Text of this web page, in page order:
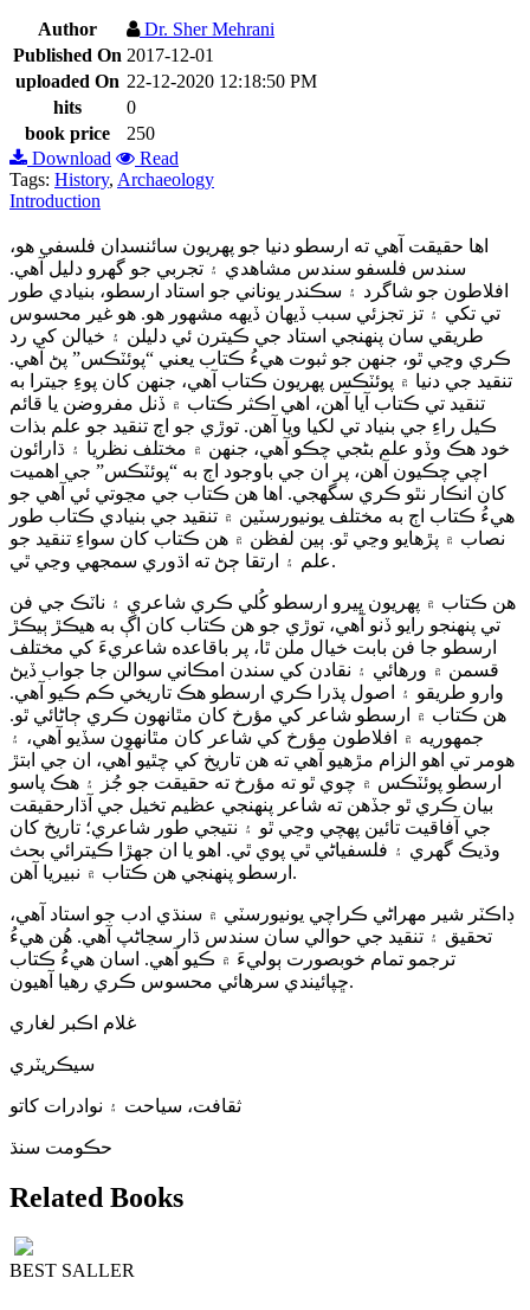
Author
Dr. Sher Mehrani
Published On 2017-12-01
uploaded On 22-12-2020 12:18:50 PM
hits
0
book price
250
Download
Read
Tags: History, Archaeology
Introduction
اها حقيقت آهي ته ارسطو دنيا جو پهريون سائنسدان فلسفي هو،
سندس فلسفو سندس مشاهدي ۽ تجربي جو گهرو دليل آهي.
افلاطون جو شاگرد ۽ سڪندر يوناني جو استاد ارسطو، بنيادي طور
تي تکي ۽ تز تجزئي سبب ڏيهان ڏيهه مشهور هو. هو غير محسوس
طريقي سان پنهنجي استاد جي ڪيترن ئي دليلن ۽ خيالن کي رد
ڪري وڃي ٿو، جنهن جو ثبوت هيءُ ڪتاب يعني “پوئٽڪس” پڻ آهي.
تنقيد جي دنيا ۾ پوئٽڪس پهريون ڪتاب آهي، جنهن کان پوءِ جيترا به
تنقيد تي ڪتاب آيا آهن، اهي اڪثر ڪتاب ۾ ڏنل مفروضن يا قائم
ڪيل راءِ جي بنياد تي لکيا ويا آهن. توڙي جو اڄ تنقيد جو علم بذات
خود هڪ وڏو علم بڻجي چڪو آهي، جنهن ۾ مختلف نظريا ۽ ڌارائون
اچي چڪيون آهن، پر ان جي باوجود اڄ به “پوئٽڪس” جي اهميت
کان انڪار نٿو ڪري سگهجي. اها هن ڪتاب جي مڃوتي ئي آهي جو
هيءُ ڪتاب اڄ به مختلف يونيورسٽين ۾ تنقيد جي بنيادي ڪتاب طور
نصاب ۾ پڙهايو وڃي ٿو. ٻين لفظن ۾ هن ڪتاب کان سواءِ تنقيد جو
علم ۽ ارتقا ڄڻ ته اڌوري سمجهي وڃي ٿي.
هن ڪتاب ۾ پهريون ڀيرو ارسطو کُلي ڪري شاعري ۽ ناٽڪ جي فن
تي پنهنجو رايو ڏنو آهي، توڙي جو هن ڪتاب کان اڳ به هيڪڙ ٻيڪڙ
ارسطو جا فن بابت خيال ملن ٿا، پر باقاعده شاعريءَ کي مختلف
قسمن ۾ ورهائي ۽ نقادن کي سندن امڪاني سوالن جا جواب ڏيڻ
وارو طريقو ۽ اصول پڌرا ڪري ارسطو هڪ تاريخي ڪم ڪيو آهي.
هن ڪتاب ۾ ارسطو شاعر کي مؤرخ کان مٿانهون ڪري ڄاڻائي ٿو.
جمهوريه ۾ افلاطون مؤرخ کي شاعر کان مٿانهون سڏيو آهي، ۽
هومر تي اهو الزام مڙهيو آهي ته هن تاريخ کي چٿيو آهي، ان جي ابتڙ
ارسطو پوئٽڪس ۾ چوي ٿو ته مؤرخ ته حقيقت جو جُز ۽ هڪ پاسو
بيان ڪري ٿو جڏهن ته شاعر پنهنجي عظيم تخيل جي آڌارحقيقت
جي آفاقيت تائين پهچي وڃي ٿو ۽ نتيجي طور شاعري؛ تاريخ کان
وڌيڪ گهري ۽ فلسفياڻي ٿي پوي ٿي. اهو يا ان جهڙا ڪيترائي بحث
ارسطو پنهنجي هن ڪتاب ۾ نبيريا آهن.
ڊاڪٽر شير مهراڻي ڪراچي يونيورسٽي ۾ سنڌي ادب جو استاد آهي،
تحقيق ۽ تنقيد جي حوالي سان سندس ڌار سڃاڻپ آهي. هُن هيءُ
ترجمو تمام خوبصورت ٻوليءَ ۾ ڪيو آهي. اسان هيءُ ڪتاب
ڇپائيندي سرهائي محسوس ڪري رهيا آهيون.
غلام اڪبر لغاري
سيڪريٽري
ثقافت، سياحت ۽ نوادرات کاتو
حڪومت سنڌ
Related Books
BEST SALLER